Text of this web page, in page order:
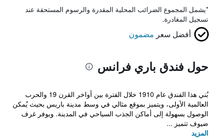
*يشمل المجموع الضرائب المحلية المقدرة والرسوم المستحقة عند
تسجيل المغادرة.
أفضل سعر مضمون
حول فندق باري فرانس
بُني هذا الفندق عام 1910 خلال الفترة بين أواخر القرن 19 والحرب
العالمية الأولى، ويتميز بموقع مثالي في وسط مدينة باريس بحيث يُمكن
الوصول بسهولة إلى أماكن الجذب السياحي في المدينة. ويوفر غرف
ضيوف تتميز ...
المزيد